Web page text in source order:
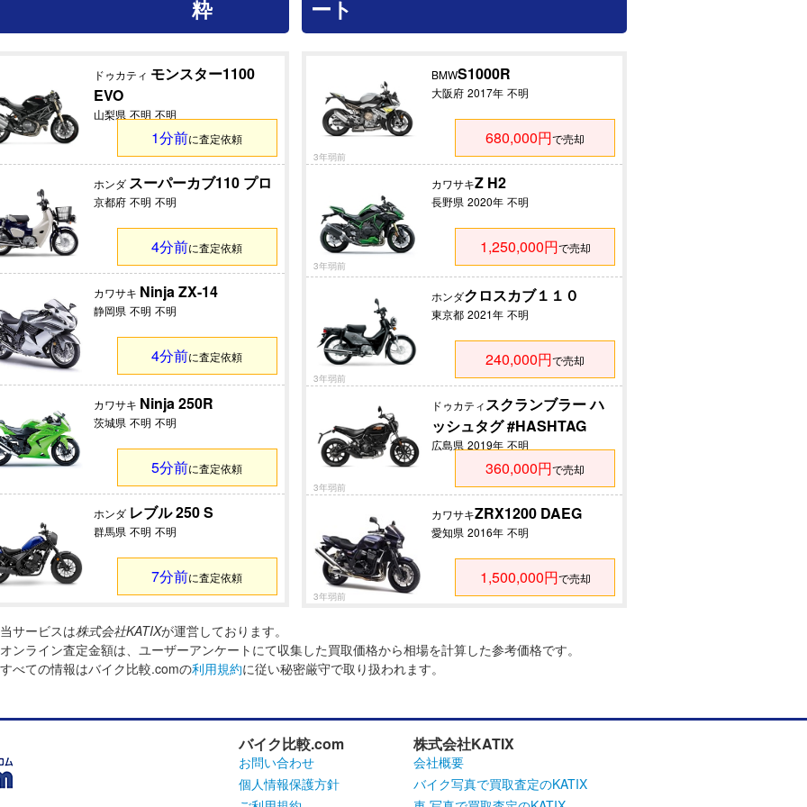
粋
ドゥカティ モンスター1100
EVO
山梨県 不明 不明
1分前に査定依頼
ホンダ スーパーカブ110 プロ
京都府 不明 不明
4分前に査定依頼
カワサキ Ninja ZX-14
静岡県 不明 不明
4分前に査定依頼
カワサキ Ninja 250R
茨城県 不明 不明
5分前に査定依頼
ホンダ レブル 250 S
群馬県 不明 不明
7分前に査定依頼
ート
BMWS1000R
大阪府 2017年 不明
680,000円で売却
3年弱前
カワサキZ H2
長野県 2020年 不明
1,250,000円で売却
3年弱前
ホンダクロスカブ１１０
東京都 2021年 不明
240,000円で売却
3年弱前
ドゥカティスクランブラー ハ
ッシュタグ #HASHTAG
広島県 2019年 不明
360,000円で売却
3年弱前
カワサキZRX1200 DAEG
愛知県 2016年 不明
1,500,000円で売却
3年弱前
当サービスは株式会社KATIXが運営しております。
オンライン査定金額は、ユーザーアンケートにて収集した買取価格から相場を計算した参考価格です。
すべての情報はバイク比較.comの利用規約に従い秘密厳守で取り扱われます。
バイク比較.com
お問い合わせ
個人情報保護方針
株式会社KATIX
会社概要
バイク写真で買取査定のKATIX